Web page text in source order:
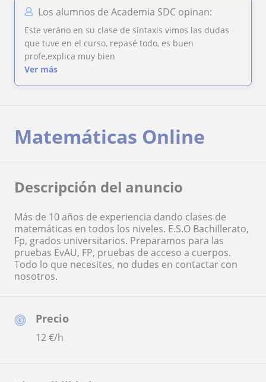
Los alumnos de Academia SDC opinan:
Este veráno en su clase de sintaxis vimos las dudas
que tuve en el curso, repasé todo, es buen
profe,explica muy bien
Ver más
Precio
12€/h
Matemáticas Online
Descripción del anuncio
Más de 10 años de experiencia dando clases de
matemáticas en todos los niveles. E.S.O Bachillerato,
Fp, grados universitarios. Preparamos para las
pruebas EvAU, FP, pruebas de acceso a cuerpos.
Todo lo que necesites, no dudes en contactar con
nosotros.